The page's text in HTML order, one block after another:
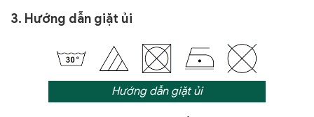
3. Hướng dẫn giặt ủi
Hướng dẫn giặt ủi